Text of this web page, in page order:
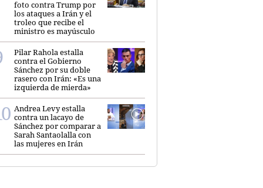
foto contra Trump por
los ataques a Irán y el
troleo que recibe el
ministro es mayúsculo
Pilar Rahola estalla
contra el Gobierno
Sánchez por su doble
rasero con Irán: «Es una
izquierda de mierda»
Andrea Levy estalla
contra un lacayo de
Sánchez por comparar a
Sarah Santaolalla con
las mujeres en Irán